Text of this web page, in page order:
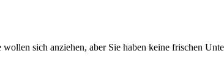
sich anziehen, aber Sie haben keine frischen